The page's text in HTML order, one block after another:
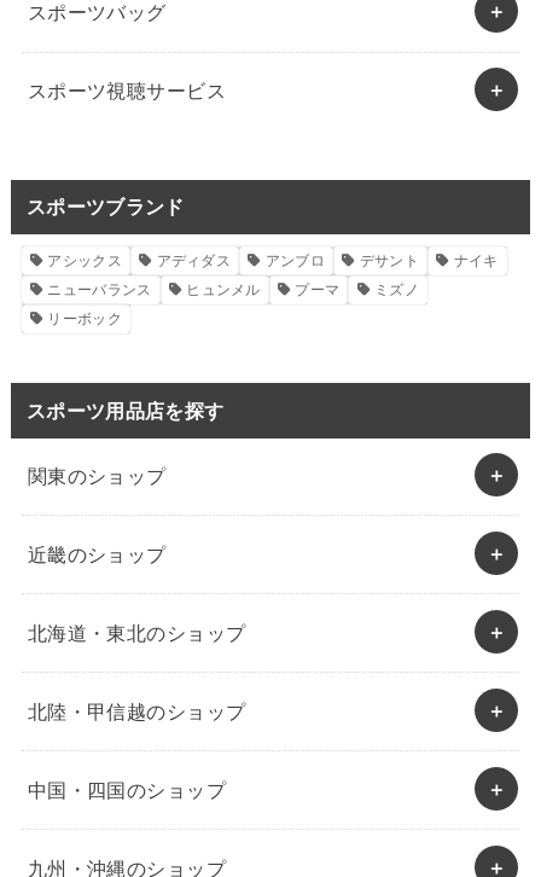
スポーツバッグ
スポーツ視聴サービス
スポーツブランド
アシックス アディダス アンブロ デサント
ナイキ
ニューバランス
ヒュンメル プーマ
ミズノ
リーボック
スポーツ用品店を探す
関東のショップ
近畿のショップ
北海道・東北のショップ
北陸・甲信越のショップ
中国・四国のショップ
九州・沖縄のショップ